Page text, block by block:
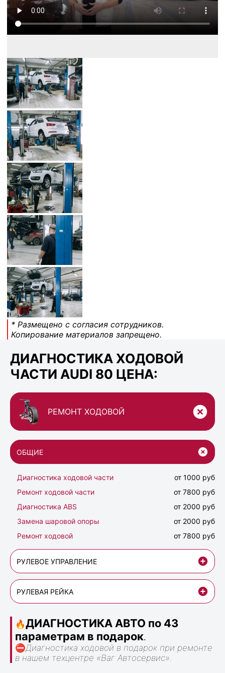
* Размещено с согласия сотрудников.
Копирование материалов запрещено.
ДИАГНОСТИКА ХОДОВОЙ
ЧАСТИ AUDI 80 ЦЕНА:
РЕМОНТ ХОДОВОЙ
ОБЩИЕ
Диагностика ходовой части
от 1000 руб
Ремонт ходовой части
от 7800 руб
Диагностика ABS
от 2000 руб
Замена шаровой опоры
от 2000 руб
Ремонт ходовой
от 7800 руб
РУЛЕВОЕ УПРАВЛЕНИЕ
РУЛЕВАЯ РЕЙКА
🔥ДИАГНОСТИКА АВТО по 43
параметрам в подарок.
⛔Диагностика ходовой в подарок при ремонте
в нашем техцентре «Ваг Автосервис».